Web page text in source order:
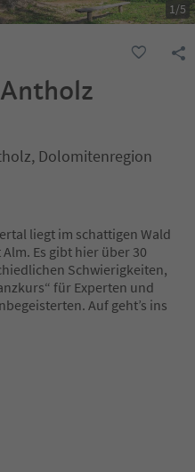
1/5
Dolomitenregion
liegt im schattigen Wald
Es gibt hier über 30
Schwierigkeiten,
für Experten und
Auf geht’s ins